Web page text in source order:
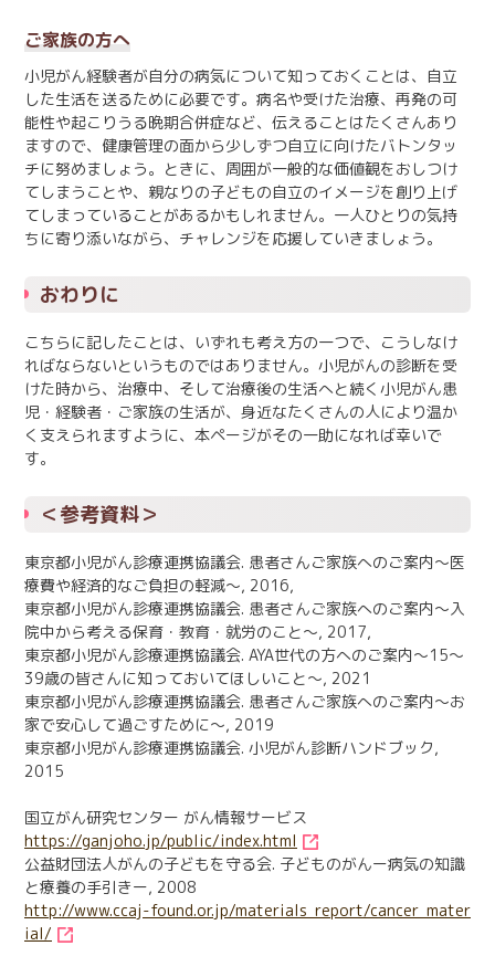
ご家族の方へ
小児がん経験者が自分の病気について知っておくことは、自立
した生活を送るために必要です。病名や受けた治療、再発の可
能性や起こりうる晩期合併症など、伝えることはたくさんあり
ますので、健康管理の面から少しずつ自立に向けたバトンタッ
チに努めましょう。ときに、周囲が一般的な価値観をおしつけ
てしまうことや、親なりの子どもの自立のイメージを創り上げ
てしまっていることがあるかもしれません。一人ひとりの気持
ちに寄り添いながら、チャレンジを応援していきましょう。
おわりに
こちらに記したことは、いずれも考え方の一つで、こうしなけ
ればならないというものではありません。小児がんの診断を受
けた時から、治療中、そして治療後の生活へと続く小児がん患
児・経験者・ご家族の生活が、身近なたくさんの人により温か
く支えられますように、本ページがその一助になれば幸いで
す。
＜参考資料＞
東京都小児がん診療連携協議会. 患者さんご家族へのご案内～医
療費や経済的なご負担の軽減～, 2016,
東京都小児がん診療連携協議会. 患者さんご家族へのご案内～入
院中から考える保育・教育・就労のこと～, 2017,
東京都小児がん診療連携協議会. AYA世代の方へのご案内～15～
39歳の皆さんに知っておいてほしいこと～, 2021
東京都小児がん診療連携協議会. 患者さんご家族へのご案内～お
家で安心して過ごすために～, 2019
東京都小児がん診療連携協議会. 小児がん診断ハンドブック,
2015
国立がん研究センター がん情報サービス
https://ganjoho.jp/public/index.html
公益財団法人がんの子どもを守る会. 子どものがんー病気の知識
と療養の手引きー, 2008
http://www.ccaj-found.or.jp/materials_report/cancer_mater
ial/